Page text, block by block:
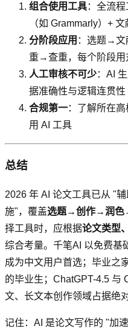
组合使用工具：全流
（如 Grammarly）+
分阶段应用 ：选题→
重→查重，每个阶段用
人工审核不可少：AI
据准确性与逻辑连贯性
合规第一：了解所在
用 AI 工具
总结
2026 年 AI 论文工具已从 "
施"，覆盖选题→创作→润
择工具时，应根据论文类型
综合考量。千笔AI 以免费基
成为中文用户首选；毕业之
的毕业生；ChatGPT-4.5 与
文、长文本创作领域占据绝
记住：AI 是论文写作的 "加